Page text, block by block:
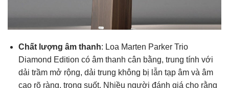
Chất lượng âm thanh: Loa Marten Parker Trio
Diamond Edition có âm thanh cân bằng, trung tính với
dải trầm mở rộng, dải trung không bị lẫn tạp âm và âm
cao rõ ràng, trong suốt. Nhiều người đánh giá cho rằng